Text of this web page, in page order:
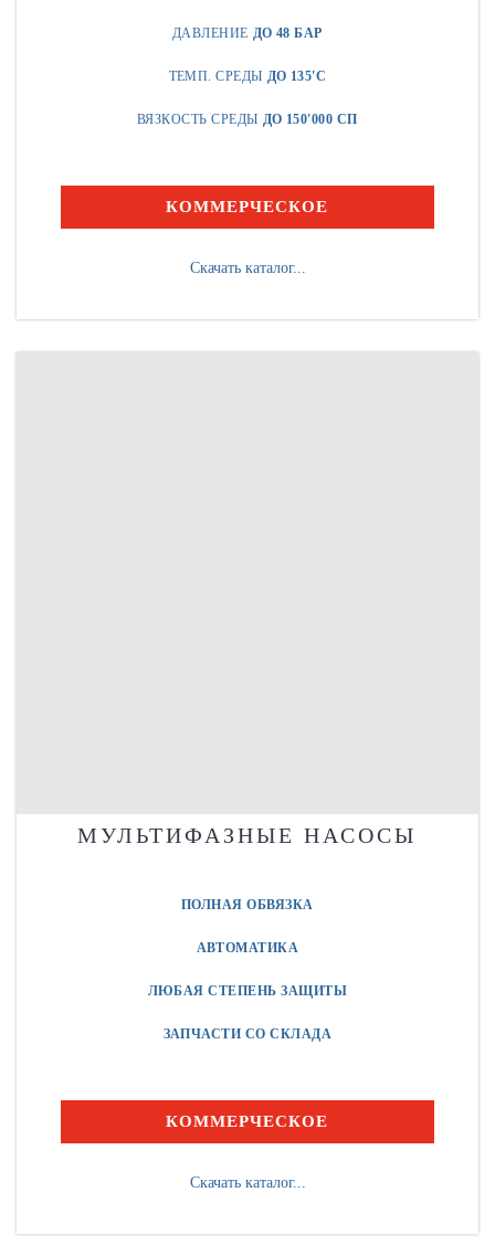
ДАВЛЕНИЕ ДО 48 БАР
ТЕМП. СРЕДЫ ДО 135'C
ВЯЗКОСТЬ СРЕДЫ ДО 150'000 СП
КОММЕРЧЕСКОЕ
Скачать каталог...
МУЛЬТИФАЗНЫЕ НАСОСЫ
ПОЛНАЯ ОБВЯЗКА
АВТОМАТИКА
ЛЮБАЯ СТЕПЕНЬ ЗАЩИТЫ
ЗАПЧАСТИ СО СКЛАДА
КОММЕРЧЕСКОЕ
Скачать каталог...